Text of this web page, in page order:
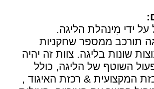
על ידי מִינהלת הליגה.
תורכב ממספר שחקניות
שונות בליגה. צוות זה יהיה
השוטף של הליגה, כולל
המקצועית & רכזת האיגוד ,